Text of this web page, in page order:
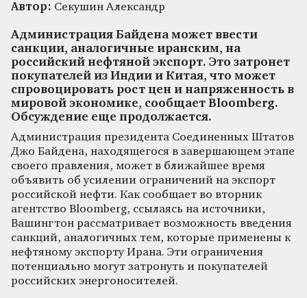
Автор: Секушин Александр
Администрация Байдена может ввести
санкции, аналогичные иранским, на
российский нефтяной экспорт. Это затронет
покупателей из Индии и Китая, что может
спровоцировать рост цен и напряженность в
мировой экономике, сообщает Bloomberg.
Обсуждение еще продолжается.
Администрация президента Соединенных Штатов
Джо Байдена, находящегося в завершающем этапе
своего правления, может в ближайшее время
объявить об усилении ограничений на экспорт
российской нефти. Как сообщает во вторник
агентство Bloomberg, ссылаясь на источники,
Вашингтон рассматривает возможность введения
санкций, аналогичных тем, которые применены к
нефтяному экспорту Ирана. Эти ограничения
потенциально могут затронуть и покупателей
российских энергоносителей.